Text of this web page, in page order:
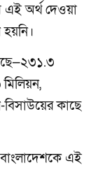
এই অর্থ দেওয়া
কাছে
বাংলাদেশকে এই